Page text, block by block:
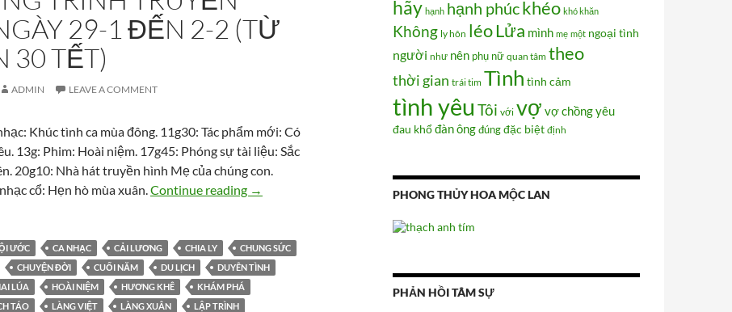
29-1 ĐẾN 2-2 (TỪ
30 TẾT)
ADMIN LEAVE A COMMENT
Khúc tình ca mùa đông. 11g30: Tác phẩm mới: Có
13g: Phim: Hoài niệm. 17g45: Phóng sự tài liệu: Sắc
20g10: Nhà hát truyền hình Mẹ của chúng con.
cổ: Hẹn hò mùa xuân.Continue reading Chương trình truyền hình ngày 29-1 đến 2-2 (từ 26 đến 30 tết)
→
ƯỚC CA NHẠC CẢI LƯƠNG CHIA LY
CHUNG SỨC
CHUYỆN ĐỜI CUỐI NĂM DU LỊCH
DUYÊN TÌNH
LÚA HOÀI NIỆM HƯƠNG KHÊ
KHÁM PHÁ
TÁO LÀNG VIỆT LÀNG XUÂN
LẬP TRÌNH
hãy hạnh hạnh phúckhéo khó khăn
Không ly hôn léoLửa mình mẹ một ngoại tình
người như nên phụ nữ quan tâm theo
thời gian trái tim Tình tình cảm
tình yêu Tôi với vợ vợ chồngyêu
đau khổđàn ôngđúngđặc biệt định
PHONG THỦY HOA MỘC LAN
PHẢN HỒI TÂM SỰ